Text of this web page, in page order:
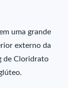
uma grande
externo da
de Cloridrato